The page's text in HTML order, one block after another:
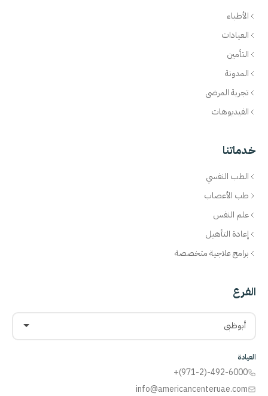
الأطباء
العيادات
التأمين
المدونة
تجربة المرضى
الفيديوهات
خدماتنا
الطب النفسي
طب الأعصاب
علم النفس
إعادة التأهيل
برامج علاجية متخصصة
الفرع
أبوظبي
العيادة
+(971-2)-492-6000
info@americancenteruae.com